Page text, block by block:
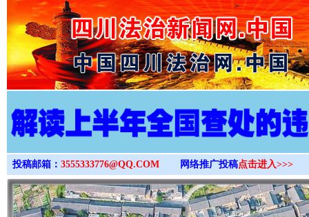
>
投稿邮箱： 3555333776@QQ.COM 网络推广投稿点击进入>>>